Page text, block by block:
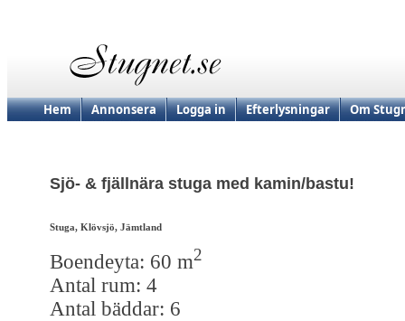
Hem Annonsera Logga in Efterlysningar Om
Sjö- & fjällnära stuga med kamin/bastu!
Stuga, Klövsjö, Jämtland
Boendeyta: 60 m2
Antal rum: 4
Antal bäddar: 6